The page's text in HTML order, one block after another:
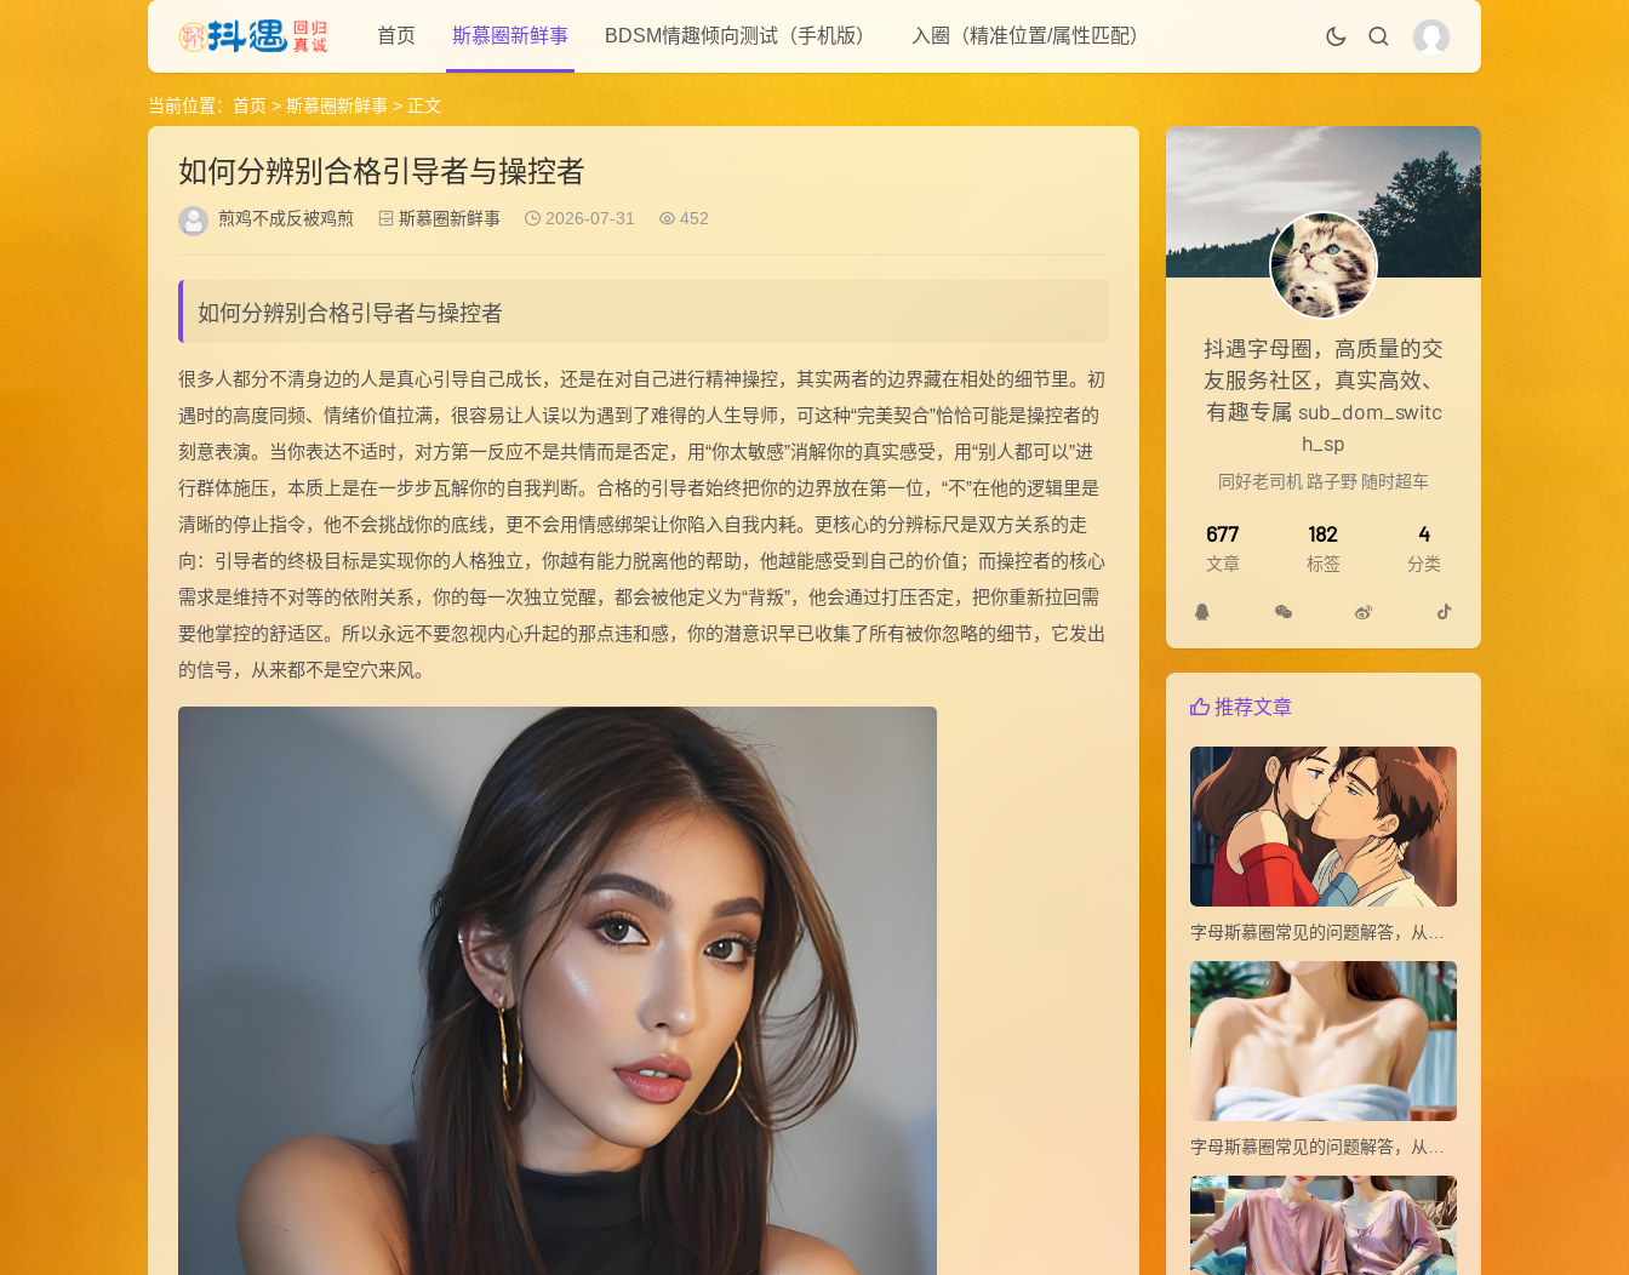
首页 斯慕圈新鲜事 BDSM情趣倾向测试（手机版） 入圈（精准位置/属性匹配）
当前位置： 首页 > 斯慕圈新鲜事 > 正文
如何分辨别合格引导者与操控者
煎鸡不成反被鸡煎 斯慕圈新鲜事 2026-07-31 452
如何分辨别合格引导者与操控者
很多人都分不清身边的人是真心引导自己成长，还是在对自己进行精神操控，其实两者的边界藏在相处的细节里。初
遇时的高度同频、情绪价值拉满，很容易让人误以为遇到了难得的人生导师，可这种“完美契合”恰恰可能是操控者的
刻意表演。当你表达不适时，对方第一反应不是共情而是否定，用“你太敏感”消解你的真实感受，用“别人都可以”进
行群体施压，本质上是在一步步瓦解你的自我判断。合格的引导者始终把你的边界放在第一位，“不”在他的逻辑里是
清晰的停止指令，他不会挑战你的底线，更不会用情感绑架让你陷入自我内耗。更核心的分辨标尺是双方关系的走
向：引导者的终极目标是实现你的人格独立，你越有能力脱离他的帮助，他越能感受到自己的价值；而操控者的核心
需求是维持不对等的依附关系，你的每一次独立觉醒，都会被他定义为“背叛”，他会通过打压否定，把你重新拉回需
要他掌控的舒适区。所以永远不要忽视内心升起的那点违和感，你的潜意识早已收集了所有被你忽略的细节，它发出
的信号，从来都不是空穴来风。
抖遇字母圈，高质量的交
友服务社区，真实高效、
有趣专属 sub_dom_switc
h_sp
同好老司机 路子野 随时超车
677
文章
182
标签
4
分类
推荐文章